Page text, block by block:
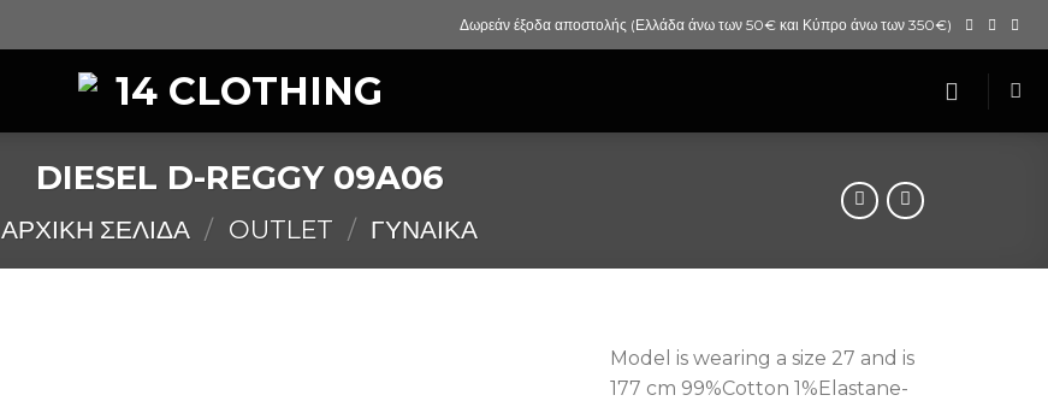
Δωρεάν έξοδα αποστολής (Ελλάδα άνω των 50€ και Κύπρο άνω των 350€)
DIESEL D-REGGY 09A06
ΑΡΧΙΚΉ ΣΕΛΊΔΑ / OUTLET / ΓΥΝΑΙΚΑ
Model is wearing a size 27 and is
177 cm 99%Cotton 1%Elastane-